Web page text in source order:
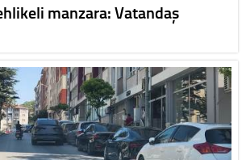
manzara: Vatandaş